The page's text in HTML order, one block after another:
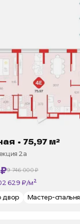
• 75,97 м²
2а
9 746 000 ₽
973 ₽/мес
629 ₽/м²
двор Мастер-спальня